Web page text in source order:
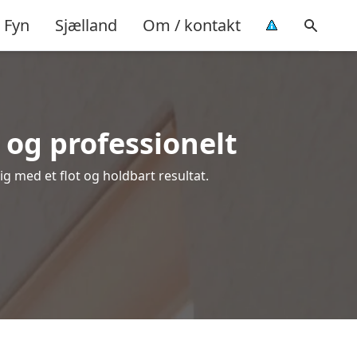
Fyn Sjælland Om / kontakt
professionelt
med et flot og holdbart resultat.